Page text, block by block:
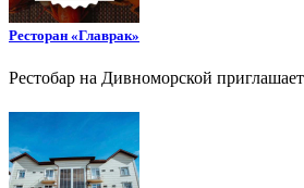
Ресторан «Главрак»
Рестобар на Дивноморской